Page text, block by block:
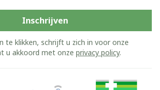
Inschrijven
te klikken, schrijft u zich in voor onze
u akkoord met onze privacy policy.